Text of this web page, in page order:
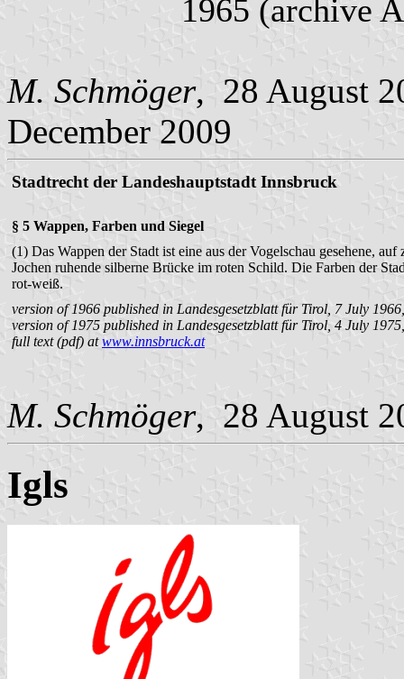
1965 (archive
M. Schmöger, 28 August
December 2009
Stadtrecht der Landeshauptstadt Innsbruck
§ 5 Wappen, Farben und Siegel
(1) Das Wappen der Stadt ist eine aus der Vogelschau gesehene, auf
Jochen ruhende silberne Brücke im roten Schild. Die Farben der
rot-weiß.
version of 1966 published in Landesgesetzblatt für Tirol, 7 July
version of 1975 published in Landesgesetzblatt für Tirol, 4 July
full text (pdf) atwww.innsbruck.at
M. Schmöger, 28 August
Igls